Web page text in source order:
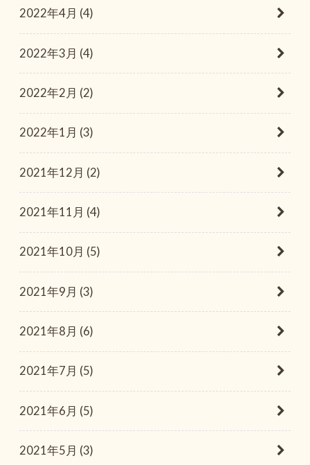
2022年4月 (4)
2022年3月 (4)
2022年2月 (2)
2022年1月 (3)
2021年12月 (2)
2021年11月 (4)
2021年10月 (5)
2021年9月 (3)
2021年8月 (6)
2021年7月 (5)
2021年6月 (5)
2021年5月 (3)